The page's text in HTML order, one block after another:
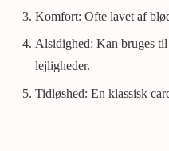
Komfort: Ofte lavet af
Alsidighed: Kan bruges
lejligheder.
Tidløshed: En klassisk